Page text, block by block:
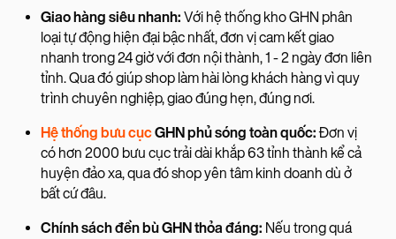
Giao hàng siêu nhanh: Với hệ thống kho GHN phân
loại tự động hiện đại bậc nhất, đơn vị cam kết giao
nhanh trong 24 giờ với đơn nội thành, 1 - 2 ngày đơn liên
tỉnh. Qua đó giúp shop làm hài lòng khách hàng vì quy
trình chuyên nghiệp, giao đúng hẹn, đúng nơi.
Hệ thống bưu cụcGHN phủ sóng toàn quốc:Đơn vị
có hơn 2000 bưu cục trải dài khắp 63 tỉnh thành kể cả
huyện đảo xa, qua đó shop yên tâm kinh doanh dù ở
bất cứ đâu.
Chính sách đền bù GHN thỏa đáng: Nếu trong quá